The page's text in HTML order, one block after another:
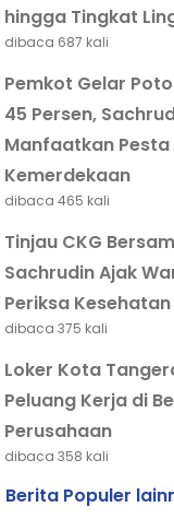
hingga Tingkat
dibaca 687 kali
Pemkot Gelar
45 Persen,
Manfaatkan Pesta
Kemerdekaan
dibaca 465 kali
Tinjau CKG
Sachrudin Ajak
Periksa Kesehatan
dibaca 375 kali
Loker Kota
Peluang Kerja di
Perusahaan
dibaca 358 kali
Berita Populer